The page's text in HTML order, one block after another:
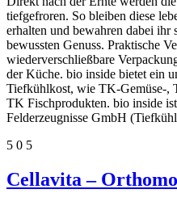
tiefgefroren. So bleiben diese
erhalten und bewahren dabei ihr
bewussten Genuss. Praktische
wiederverschließbare
der Küche. bio inside bietet ein
Tiefkühlkost, wie TK-Gemüse-,
TK Fischprodukten. bio inside
Felderzeugnisse GmbH
5 0 5
Cellavita –